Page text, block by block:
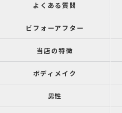
よくある質問
ビフォーアフター
当店の特徴
ボディメイク
男性